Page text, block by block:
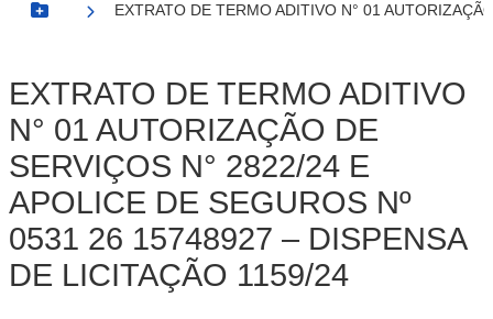
Botão Menu
EXTRATO DE TERMO ADITIVO N° 01
EXTRATO DE TERMO ADITIVO
N° 01 AUTORIZAÇÃO DE
SERVIÇOS N° 2822/24 E
APOLICE DE SEGUROS Nº
0531 26 15748927 – DISPENSA
DE LICITAÇÃO 1159/24